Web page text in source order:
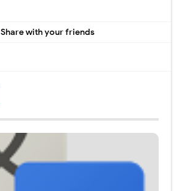
Share with your friends